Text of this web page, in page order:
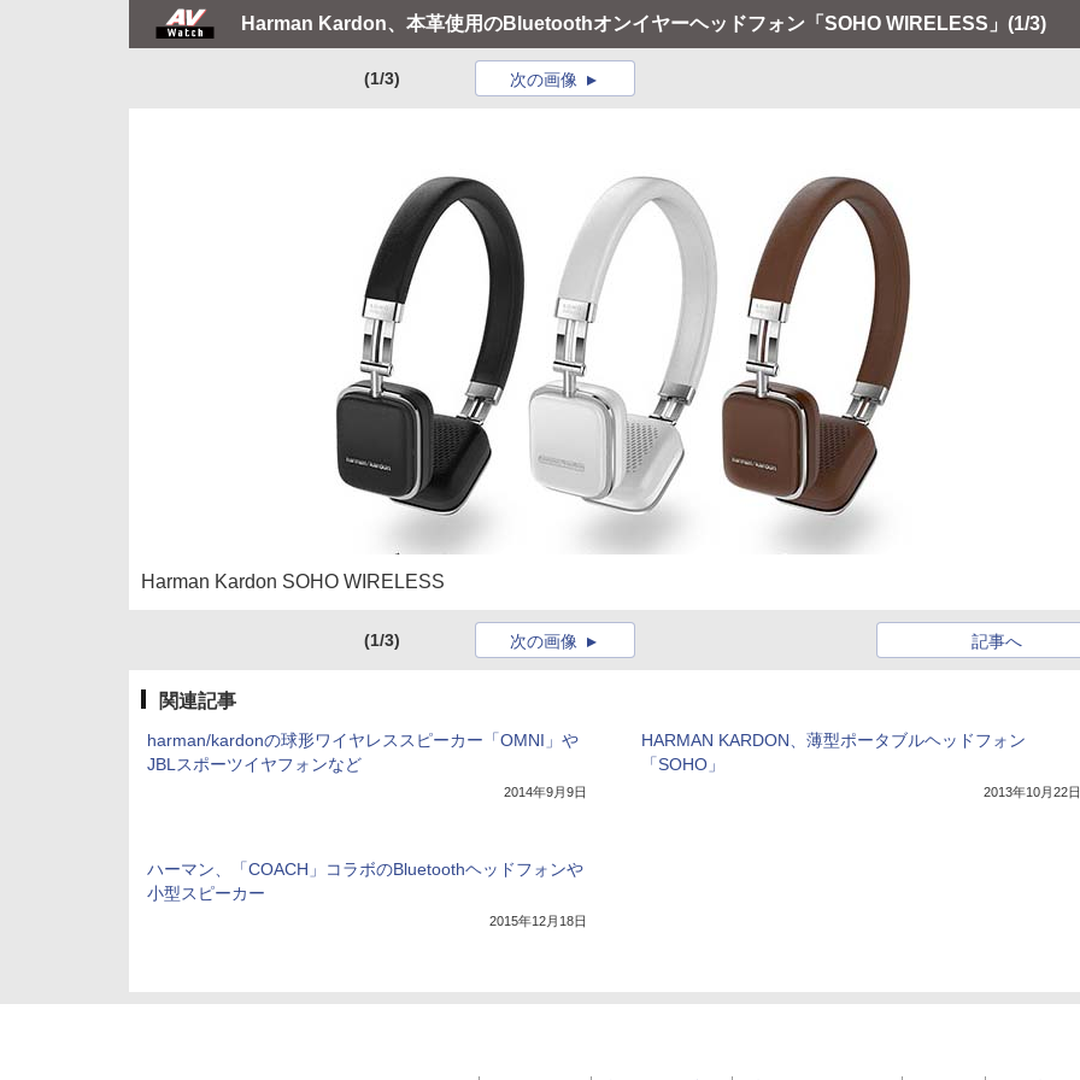
Harman Kardon、本革使用のBluetoothオンイヤーヘッドフォン「SOHO WIRELESS」 (1/3)
(1/3) 次の画像
Harman Kardon SOHO WIRELESS
(1/3) 記事へ
次の画像
関連記事
harman/kardonの球形ワイヤレススピーカー「OMNI」や
JBLスポーツイヤフォンなど
2014年9月9日
HARMAN KARDON、薄型ポータブルヘッドフォン
「SOHO」
2013年10月22日
ハーマン、「COACH」コラボのBluetoothヘッドフォンや
小型スピーカー
2015年12月18日